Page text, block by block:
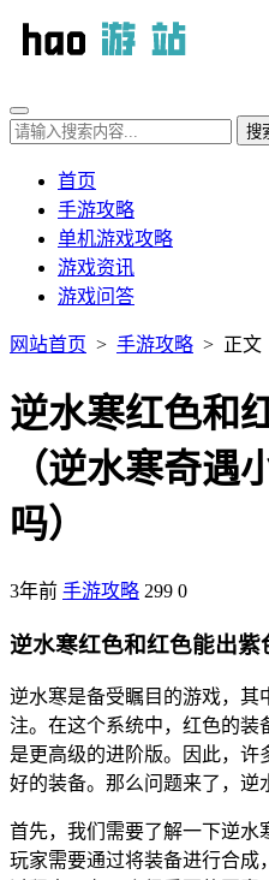
首页
手游攻略
单机游戏攻略
游戏资讯
游戏问答
网站首页 > 手游攻略 > 正文
逆水寒红色和
（逆水寒奇遇
吗）
3年前 手游攻略 299 0
逆水寒红色和红色能出紫
逆水寒是备受瞩目的游戏，其
注。在这个系统中，红色的装
是更高级的进阶版。因此，许
好的装备。那么问题来了，逆
首先，我们需要了解一下逆水
玩家需要通过将装备进行合成